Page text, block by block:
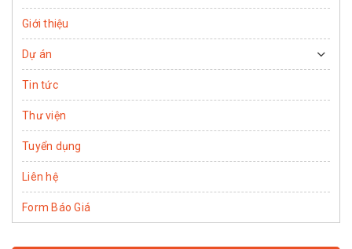
Giới thiệu
Dự án
Tin tức
Thư viện
Tuyển dụng
Liên hệ
Form Báo Giá